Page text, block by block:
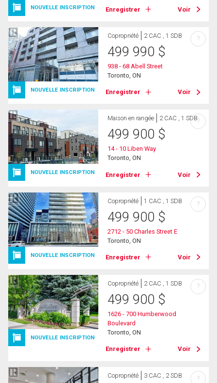
NOUVELLE INSCRIPTION Enregistrer Voir
NOUVELLE INSCRIPTION
Copropriété 2 CAC , 1 SDB
499 990 $
938 - 68 Abell Street
Toronto, ON
Enregistrer Voir
?
NOUVELLE INSCRIPTION
Maison en rangée 2 CAC , 1 SDB
499 900 $
14 - 10 Liben Way
Toronto, ON
Enregistrer Voir
?
NOUVELLE INSCRIPTION
Copropriété 1 CAC , 1 SDB
499 900 $
2712 - 50 Charles Street E
Toronto, ON
Enregistrer Voir
?
NOUVELLE INSCRIPTION
Copropriété 2 CAC , 1 SDB
499 900 $
1626 - 700 Humberwood
Boulevard
Toronto, ON
Enregistrer Voir
?
Copropriété 3 CAC , 2 SDB ?